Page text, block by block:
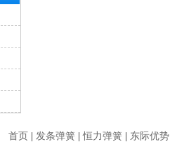
首页 发条弹簧 |恒力弹簧 东际优势